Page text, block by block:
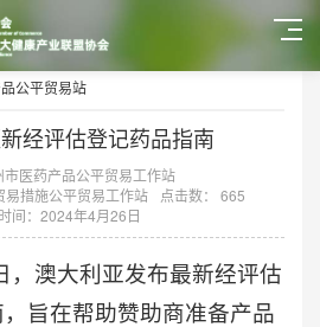
公平贸易站
经评估登记药品指南
市医药产品公平贸易工作站
措施公平贸易工作站
点击数： 665
间：2024年4月26日
澳大利亚发布最新经评估
旨在帮助赞助商准备产品